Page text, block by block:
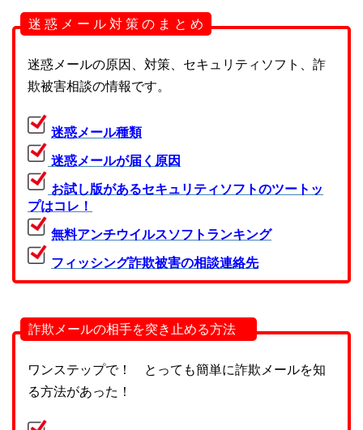
迷 惑 メ ー ル 対 策 の ま と め
迷惑メールの原因、対策、セキュリティソフト、詐
欺被害相談の情報です。
迷惑メール種類
迷惑メールが届く原因
お試し版があるセキュリティソフトのツートッ
プはコレ！
無料アンチウイルスソフトランキング
フィッシング詐欺被害の相談連絡先
詐欺メールの相手を突き止める方法
ワンステップで！ とっても簡単に詐欺メールを知
る方法があった！